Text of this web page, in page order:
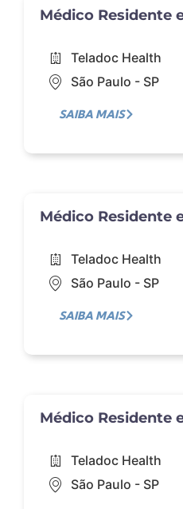
Médico Residente
Teladoc Health​
São Paulo​ - SP
SAIBA MAIS
Médico Residente
Teladoc Health​
São Paulo​ - SP
SAIBA MAIS
Médico Residente
Teladoc Health​
São Paulo​ - SP